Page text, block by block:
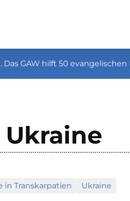
GAW hilft 50
in Transkarpatien Ukraine